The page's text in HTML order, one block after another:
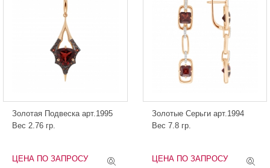
Золотая Подвеска арт.1995
Вес 2.76 гр.
ЦЕНА ПО ЗАПРОСУ
Золотые Серьги арт.1994
Вес 7.8 гр.
ЦЕНА ПО ЗАПРОСУ